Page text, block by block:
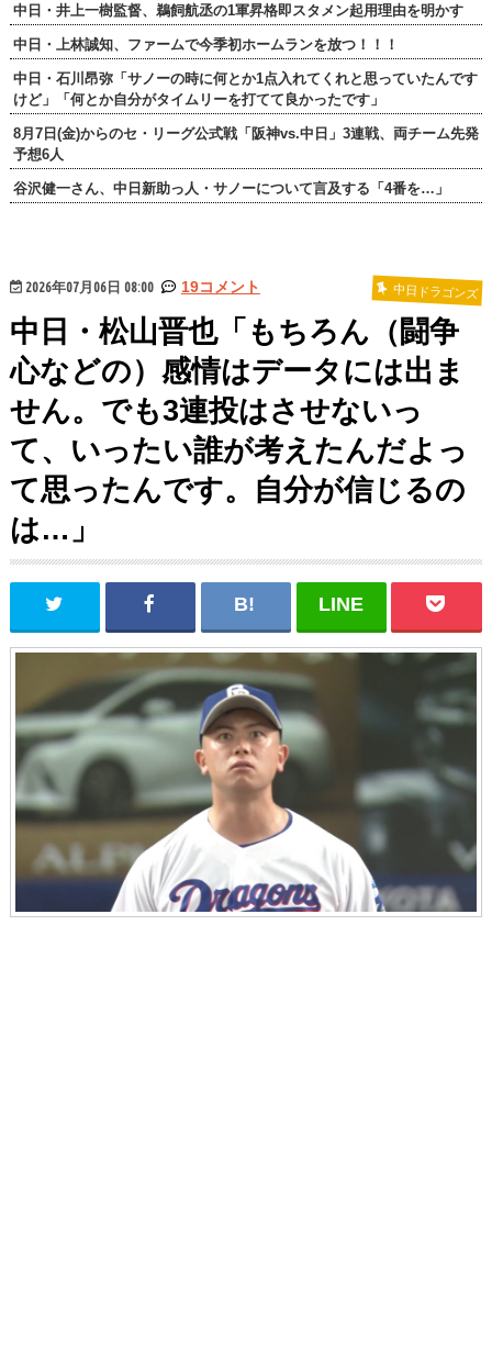
中日・井上一樹監督、鵜飼航丞の1軍昇格即スタメン起用理由を明かす
中日・上林誠知、ファームで今季初ホームランを放つ！！！
中日・石川昂弥「サノーの時に何とか1点入れてくれと思っていたんです
けど」「何とか自分がタイムリーを打てて良かったです」
8月7日(金)からのセ・リーグ公式戦「阪神vs.中日」3連戦、両チーム先発
予想6人
谷沢健一さん、中日新助っ人・サノーについて言及する「4番を…」
2026年07月06日 08:00 19コメント 中日ドラゴンズ
中日・松山晋也「もちろん（闘争
心などの）感情はデータには出ま
せん。でも3連投はさせないっ
て、いったい誰が考えたんだよっ
て思ったんです。自分が信じるの
は…」